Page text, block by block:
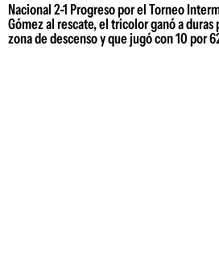
Nacional 2-1 Progreso por el Torneo
Gómez al rescate, el tricolor ganó a
zona de descenso y que jugó con 10 por